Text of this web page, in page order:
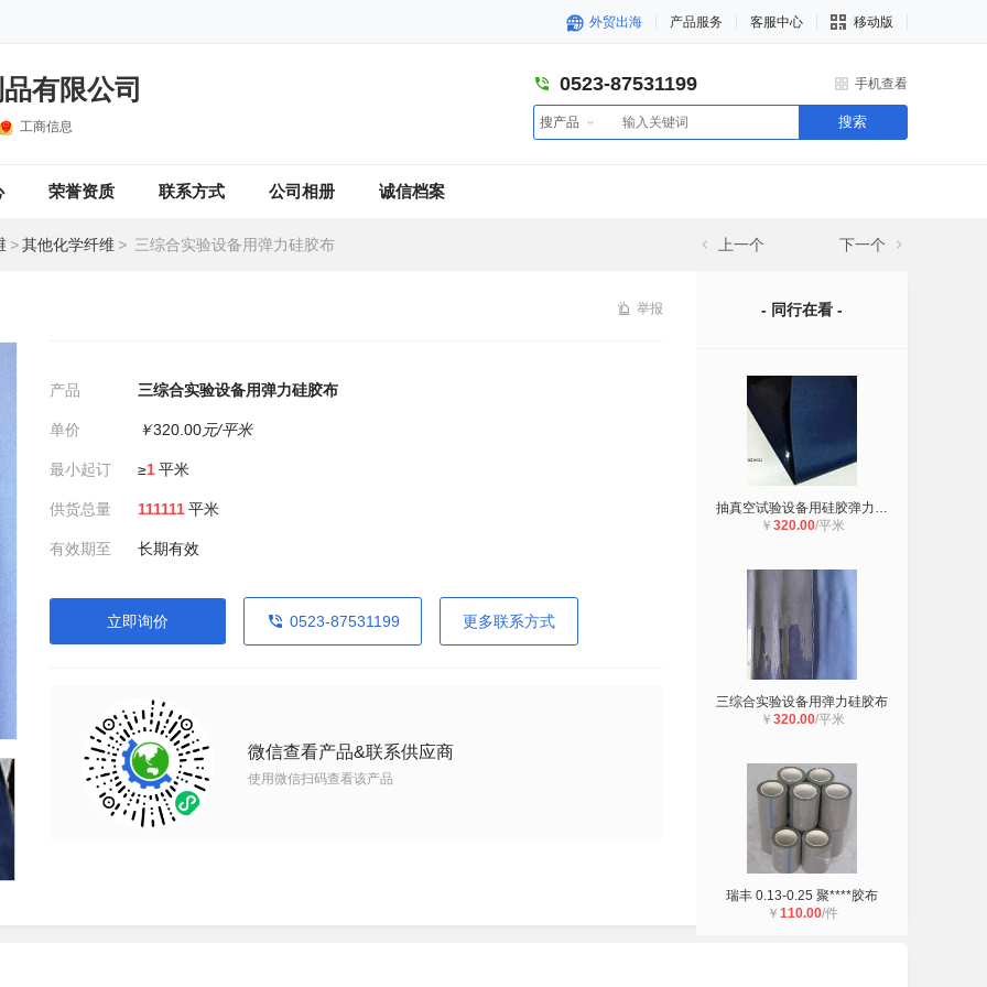
外贸出海 产品服务 客服中心 移动版
有限公司
工商信息
0523-87531199 手机查看
搜产品 搜索
荣誉资质 联系方式 公司相册 诚信档案
>其他化学纤维 > 三综合实验设备用弹力硅胶布 上一个 下一个
举报
产品 三综合实验设备用弹力硅胶布
单价 ￥320.00元/平米
最小起订 ≥1平米
供货总量 111111平米
有效期至 长期有效
立即询价 0523-87531199 更多联系方式
微信查看产品&联系供应商
使用微信扫码查看该产品
- 同行在看 -
抽真空试验设备用硅胶弹力布防水布抗
￥ 320.00/平米
三综合实验设备用弹力硅胶布
￥ 320.00/平米
瑞丰 0.13-0.25 聚****胶布
￥ 110.00/件